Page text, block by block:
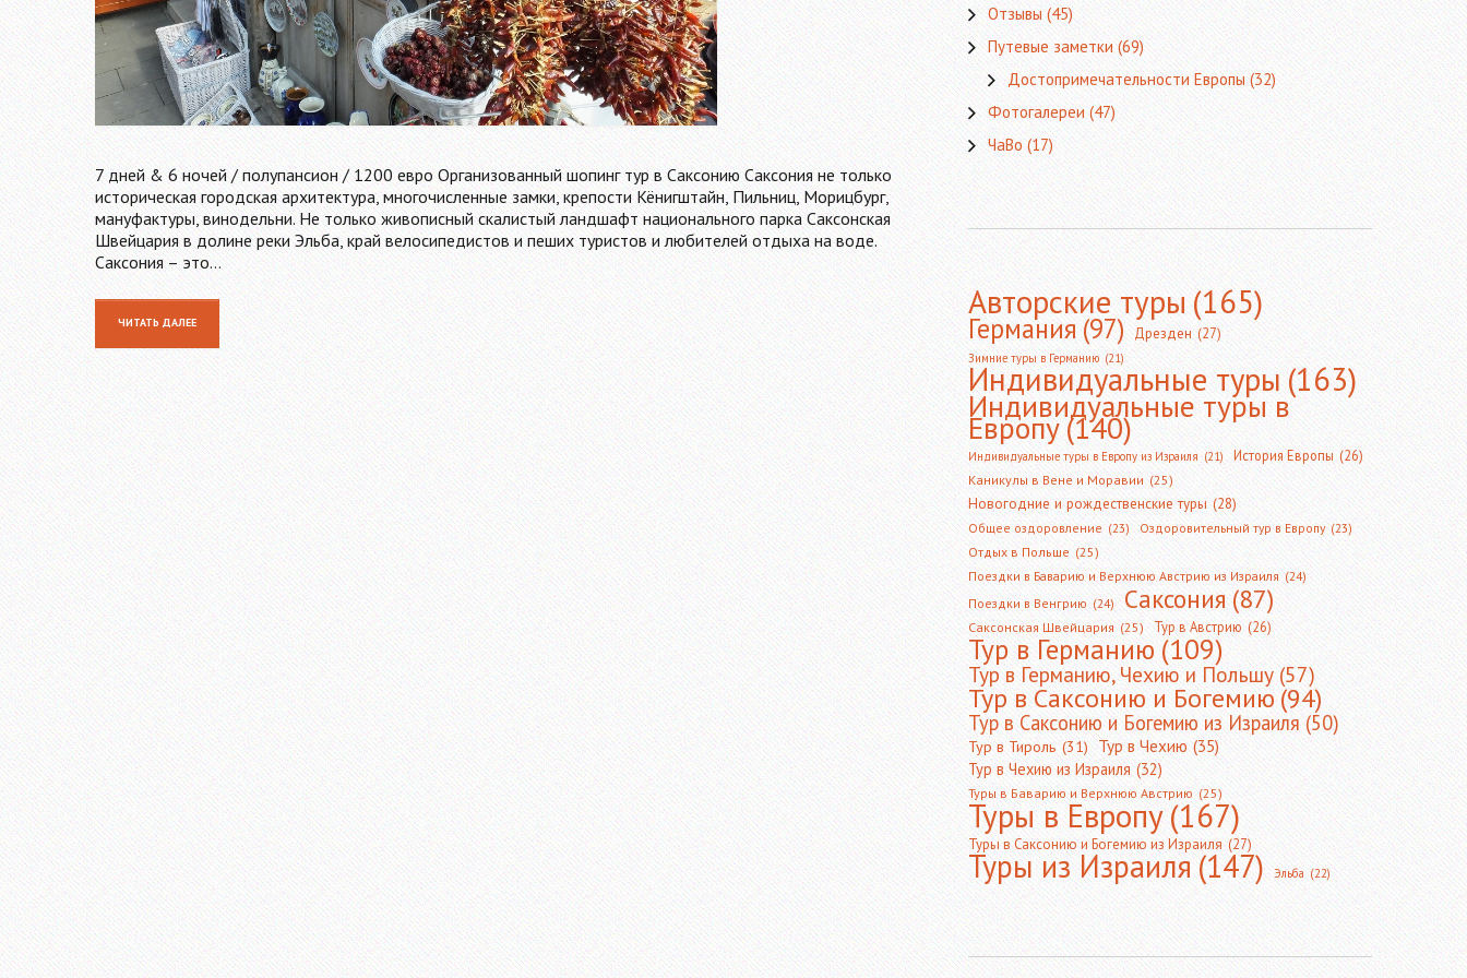
7 дней & 6 ночей / полупансион / 1200 евро Организованный шопинг тур в Саксонию Саксония не только
историческая городская архитектура, многочисленные замки, крепости Кёнигштайн, Пильниц, Морицбург,
мануфактуры, винодельни. Не только живописный скалистый ландшафт национального парка Саксонская
Швейцария в долине реки Эльба, край велосипедистов и пеших туристов и любителей отдыха на воде.
Саксония – это…
ЧИТАТЬ ДАЛЕЕ
Отзывы(45)
Путевые заметки(69)
Достопримечательности Европы(32)
Фотогалереи(47)
ЧаВо(17)
Авторские туры(165)
Германия(97) Дрезден (27)
Зимние туры в Германию (21)
Индивидуальные туры(163)
Индивидуальные туры в
Европу(140)
Индивидуальные туры в Европу из Израиля (21) История Европы (26)
Каникулы в Вене и Моравии (25)
Новогодние и рождественские туры (28)
Общее оздоровление (23) Оздоровительный тур в Европу (23)
Отдых в Польше (25)
Поездки в Баварию и Верхнюю Австрию из Израиля (24)
Поездки в Венгрию (24) Саксония (87)
Саксонская Швейцария (25) Тур в Австрию (26)
Тур в Германию(109)
Тур в Германию, Чехию и Польшу (57)
Тур в Саксонию и Богемию(94)
Тур в Саксонию и Богемию из Израиля (50)
Тур в Тироль (31) Тур в Чехию (35)
Тур в Чехию из Израиля (32)
Туры в Баварию и Верхнюю Австрию (25)
Туры в Европу(167)
Туры в Саксонию и Богемию из Израиля (27)
Туры из Израиля(147) Эльба (22)